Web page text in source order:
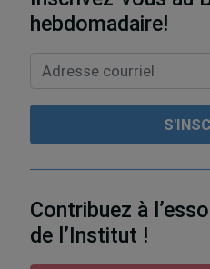
hebdomadaire!
Contribuez à
de l’Institut !